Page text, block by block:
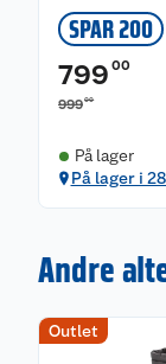
SPAR 200
799 00
99900
På lager
På lager i
Andre
Outlet